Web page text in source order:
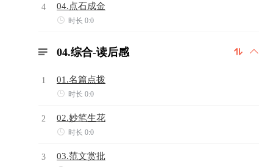
4 04.点石成金
 时长 0:0
 
 04.综合-读后感
1 01.名篇点拨
 时长 0:0
2 02.妙笔生花
 时长 0:0
3 03.范文赏批